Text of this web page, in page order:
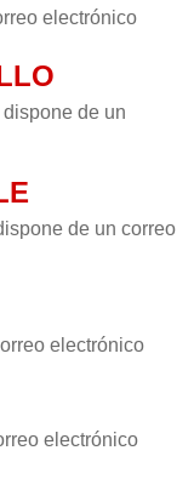
electrónico
de un
de un correo
electrónico
electrónico